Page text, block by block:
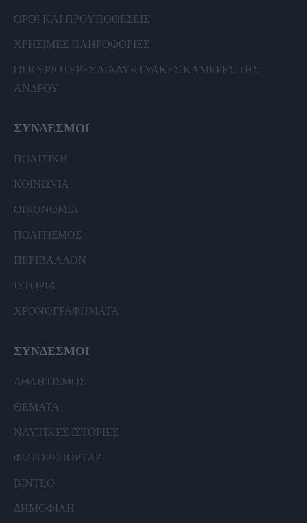
ΟΡΟΙ ΚΑΙ ΠΡΟΫΠΟΘΕΣΕΙΣ
ΧΡΗΣΙΜΕΣ ΠΛΗΡΟΦΟΡΙΕΣ
ΟΙ ΚΥΡΙΟΤΕΡΕΣ ΔΙΑΔΥΚΤΥΑΚΕΣ ΚΑΜΕΡΕΣ ΤΗΣ
ΑΝΔΡΟΥ
ΣΥΝΔΕΣΜΟΙ
ΠΟΛΙΤΙΚΗ
ΚΟΙΝΩΝΙΑ
ΟΙΚΟΝΟΜΙΑ
ΠΟΛΙΤΙΣΜΟΣ
ΠΕΡΙΒΑΛΛΟΝ
ΙΣΤΟΡΙΑ
ΧΡΟΝΟΓΡΑΦΗΜΑΤΑ
ΣΥΝΔΕΣΜΟΙ
ΑΘΛΗΤΙΣΜΟΣ
ΘΕΜΑΤΑ
ΝΑΥΤΙΚΕΣ ΙΣΤΟΡΙΕΣ
ΦΩΤΟΡΕΠΟΡΤΑΖ
ΒΙΝΤΕΟ
ΔΗΜΟΦΙΛΗ